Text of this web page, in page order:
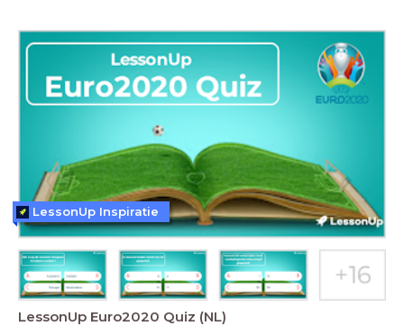
LessonUp Euro2020 Quiz (NL)
LessonUp Inspiratie